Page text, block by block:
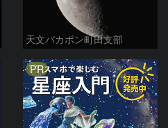
天文バカボン町田支部
PR